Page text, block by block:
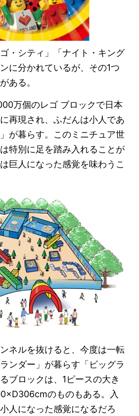
・シティ」「ナイト・キング
に分かれているが、その1つ
ある。
万個のレゴ ブロックで日本
再現され、ふだんは小人であ
が暮らす。このミニチュア世
特別に足を踏み入れることが
巨人になった感覚を味わうこ
ネルを抜けると、今度は一転
ンダー」が暮らす「ビッグラ
ブロックは、1ピースの大き
のものもある。入
人になった感覚になるだろ